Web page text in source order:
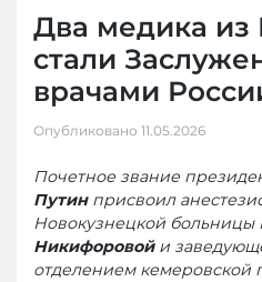
Два медика из
стали
врачами
Опубликовано 11.05.2026
Почетное звание
Путин присвоил
Новокузнецкой
Никифоровойи
отделением